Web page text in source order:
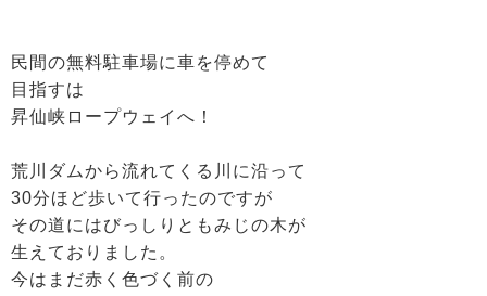
民間の無料駐車場に車を停めて
目指すは
昇仙峡ロープウェイへ！
荒川ダムから流れてくる川に沿って
30分ほど歩いて行ったのですが
その道にはびっしりともみじの木が
生えておりました。
今はまだ赤く色づく前の